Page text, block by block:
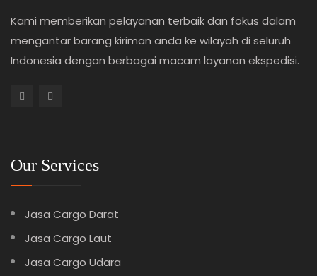
Kami memberikan pelayanan terbaik dan fokus dalam
mengantar barang kiriman anda ke wilayah di seluruh
Indonesia dengan berbagai macam layanan ekspedisi.
Our Services
Jasa Cargo Darat
Jasa Cargo Laut
Jasa Cargo Udara